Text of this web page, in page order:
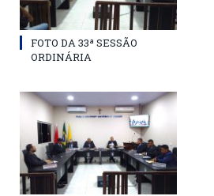
FOTO DA 33ª SESSÃO
ORDINÁRIA